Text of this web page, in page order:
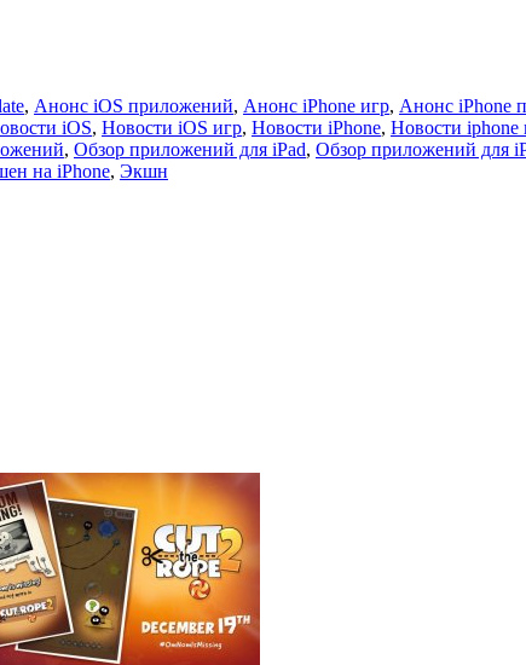
, Анонс iOS приложений, Анонс iPhone игр, Анонс iPhone
iOS, Новости iOS игр, Новости iPhone, Новости iphone
, Обзор приложений для iPad, Обзор приложений для
на iPhone, Экшн